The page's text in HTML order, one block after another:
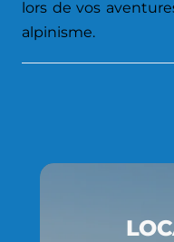
lors de vos
alpinisme.